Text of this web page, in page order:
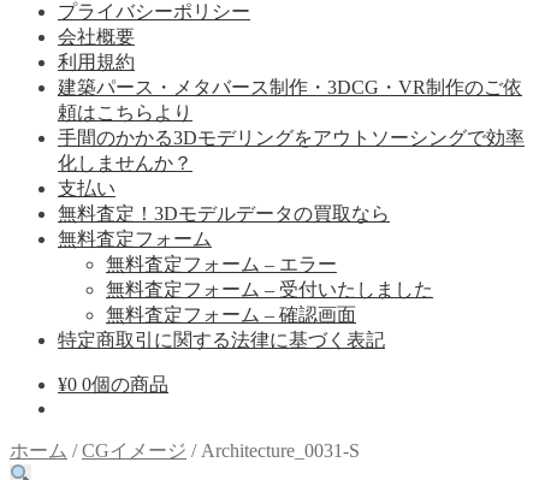
プライバシーポリシー
会社概要
利用規約
建築パース・メタバース制作・3DCG・VR制作のご依
頼はこちらより
手間のかかる3Dモデリングをアウトソーシングで効率
化しませんか？
支払い
無料査定！3Dモデルデータの買取なら
無料査定フォーム
無料査定フォーム – エラー
無料査定フォーム – 受付いたしました
無料査定フォーム – 確認画面
特定商取引に関する法律に基づく表記
¥0 0個の商品
ホーム /CGイメージ / Architecture_0031-S